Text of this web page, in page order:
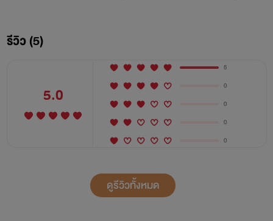
รีวิว (5)
5.0
5
0
0
0
0
ดูรีวิวทั้งหมด